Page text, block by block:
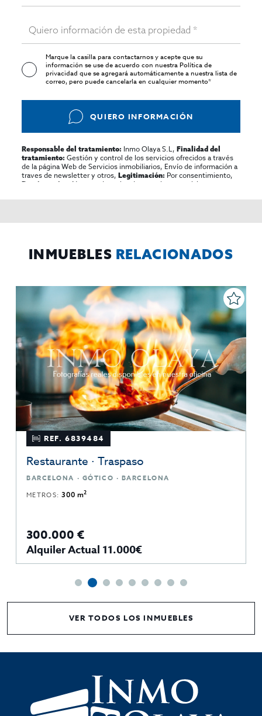
Marque la casilla para contactarnos y acepte que su
información se use de acuerdo con nuestraPolítica de
privacidadque se agregará automáticamente a nuestra lista de
correo, pero puede cancelarla en cualquier momento*
QUIERO INFORMACIÓN
Responsable del tratamiento: Inmo Olaya S.L,Finalidad del
tratamiento: Gestión y control de los servicios ofrecidos a través
de la página Web de Servicios inmobiliarios, Envío de información a
traves de newsletter y otros,Legitimación: Por consentimiento,
Destinatarios:
No se cederan los datos, salvo para elaborar
rectificar y suprimir los datos, solicitar la portabilidad de los
INMUEBLES RELACIONADOS
REF. 6839484
Restaurante · Traspaso
BARCELONA · GÓTICO · BARCELONA
METROS:300 m2
300.000 €
Alquiler Actual 11.000€
VER TODOS LOS INMUEBLES